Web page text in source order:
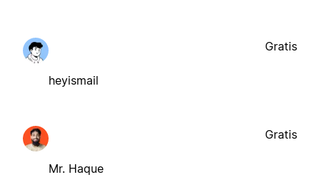
heyismail
Gratis
Mr. Haque
Gratis